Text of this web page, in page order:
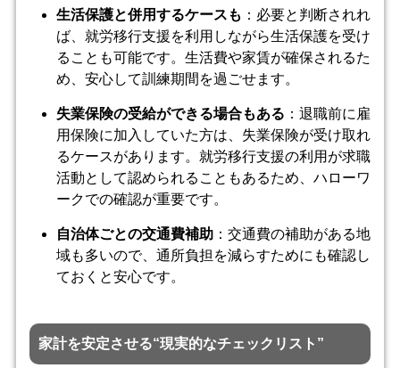
生活保護と併用するケースも ：必要と判断されれ
ば、就労移行支援を利用しながら生活保護を受け
ることも可能です。生活費や家賃が確保されるた
め、安心して訓練期間を過ごせます。
失業保険の受給ができる場合もある ：退職前に雇
用保険に加入していた方は、失業保険が受け取れ
るケースがあります。就労移行支援の利用が求職
活動として認められることもあるため、ハローワ
ークでの確認が重要です。
自治体ごとの交通費補助：交通費の補助がある地
域も多いので、通所負担を減らすためにも確認し
ておくと安心です。
家計を安定させる“現実的なチェックリスト”